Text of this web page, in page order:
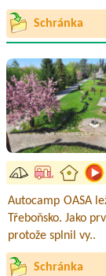
Schránka
Autocamp OASA
Třeboňsko. Jako
protože splnil vy..
Schránka